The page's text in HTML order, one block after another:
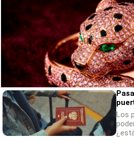
Lujo con carácter
Los